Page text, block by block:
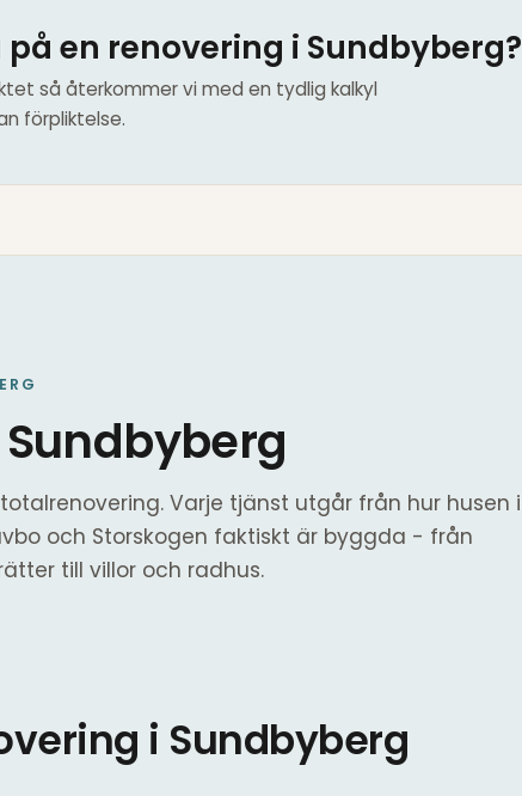
en renovering i Sundbyberg?
så återkommer vi med en tydlig kalkyl
förpliktelse.
Varje tjänst utgår från hur husen i
och Storskogen faktiskt är byggda - från
till villor och radhus.
i Sundbyberg